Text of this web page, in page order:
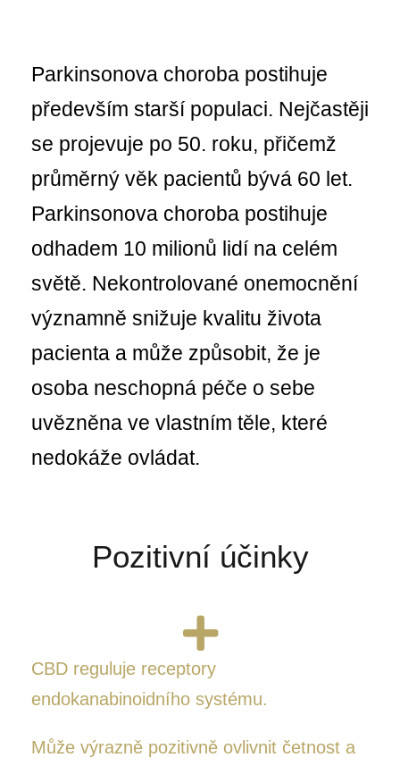
Parkinsonova choroba postihuje
především starší populaci. Nejčastěji
se projevuje po 50. roku, přičemž
průměrný věk pacientů bývá 60 let.
Parkinsonova choroba postihuje
odhadem 10 milionů lidí na celém
světě. Nekontrolované onemocnění
významně snižuje kvalitu života
pacienta a může způsobit, že je
osoba neschopná péče o sebe
uvězněna ve vlastním těle, které
nedokáže ovládat.
Pozitivní účinky
CBD reguluje receptory
endokanabinoidního systému.
Může výrazně pozitivně ovlivnit četnost a